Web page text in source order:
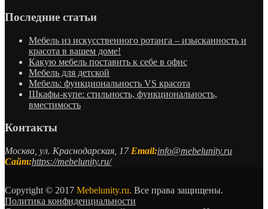
Последние статьи
Мебель из искусственного ротанга – изысканность и
красота в вашем доме!
Какую мебель поставить к себе в офис
Мебель для детской
Мебель: функциональность VS красота
Шкафы-купе: стильность, функциональность,
вместимость
Контакты
Москва, ул. Краснодарская, 17 Email:info@mebelunity.ru
Сайт:https://mebelunity.ru/
Copyright © 2017 Mebelunity.ru. Все права защищены.
Политика конфиденциальности